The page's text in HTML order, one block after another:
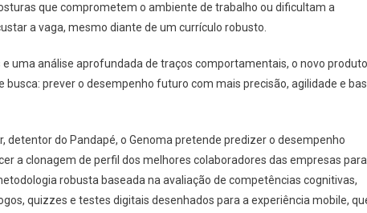
que comprometem o ambiente de trabalho ou dificultam a
a vaga, mesmo diante de um currículo robusto.
uma análise aprofundada de traços comportamentais, o novo produto
busca: prever o desempenho futuro com mais precisão, agilidade e
detentor do Pandapé, o Genoma pretende predizer o desempenho
a clonagem de perfil dos melhores colaboradores das empresas para
robusta baseada na avaliação de competências cognitivas,
quizzes e testes digitais desenhados para a experiência mobile,